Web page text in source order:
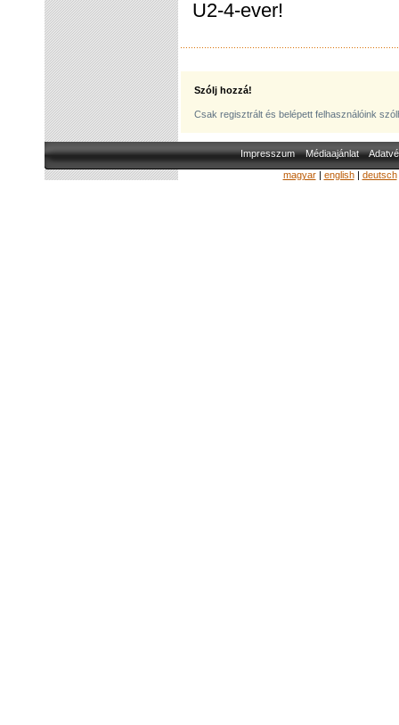
U2-4-ever!
Szólj hozzá!
Csak regisztrált és belépett felhasználóink
Impresszum Médiaajánlat
magyar| english| deutsch